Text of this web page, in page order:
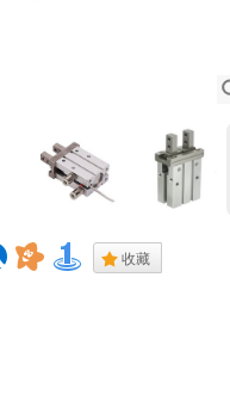
. 收藏